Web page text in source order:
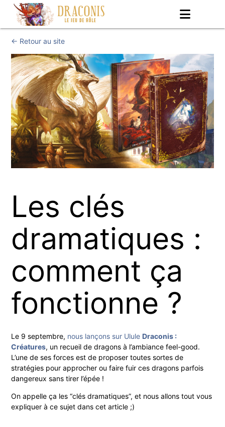
← Retour au site
Les clés
dramatiques :
comment ça
fonctionne ?
Le 9 septembre, nous lançons sur Ulule Draconis :
Créatures, un recueil de dragons à l’ambiance feel-good.
L’une de ses forces est de proposer toutes sortes de
stratégies pour approcher ou faire fuir ces dragons parfois
dangereux sans tirer l’épée !
On appelle ça les “clés dramatiques”, et nous allons tout vous
expliquer à ce sujet dans cet article ;)